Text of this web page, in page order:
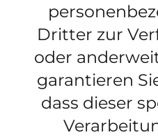
Dritter zur
oder
garantieren
dass dieser